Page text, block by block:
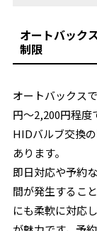
オートバック
制限
オートバックス
円～2,200円程度
HIDバルブ交換
あります。
即日対応や予約
間が発生するこ
にも柔軟に対応